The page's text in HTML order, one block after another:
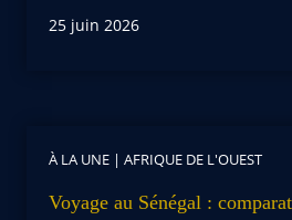
25 juin 2026
À LA UNE | AFRIQUE DE L'OUEST
Voyage au Sénégal :